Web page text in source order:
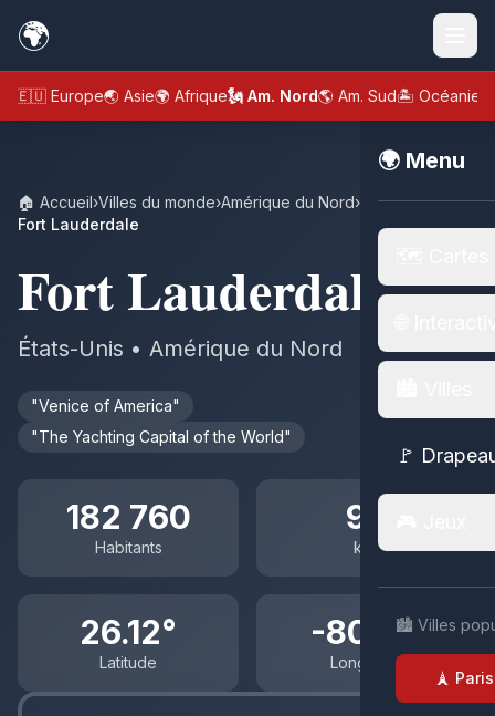
🌍
🇪🇺 Europe🌏 Asie🌍 Afrique🗽 Am. Nord🌎 Am. Sud🏝️ Océanie
🌍 Menu
🚩
🏙️ Villes
🗼 Paris
🏠 Accueil›Villes du monde›Amérique du Nord› États-Unis›
Fort Lauderdale
Fort Lauderdale
États-Unis • Amérique du Nord
"Venice of America"
"The Yachting Capital of the World"
182 760
Habitants
94
km²
26.12°
Latitude
-80.14°
Longitude